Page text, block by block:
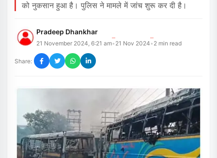
को नुकसान हुआ है। पुलिस ने मामले में जांच शुरू कर दी है।
Pradeep Dhankhar
21 November 2024, 6:21 am• 21 Nov 2024• 2 min read
Share: